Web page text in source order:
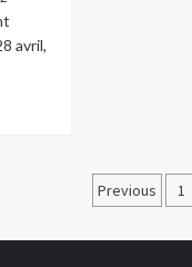
avril,
Previous 1